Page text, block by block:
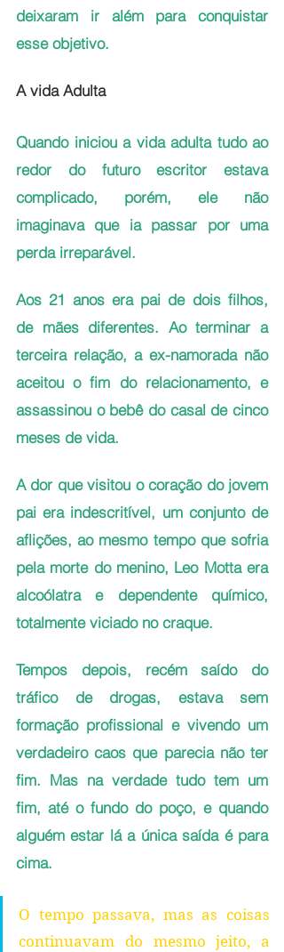
deixaram ir além para conquistar
esse objetivo.
A vida Adulta
Quando iniciou a vida adulta tudo ao
redor do futuro escritor estava
complicado, porém, ele não
imaginava que ia passar por uma
perda irreparável.
Aos 21 anos era pai de dois filhos,
de mães diferentes. Ao terminar a
terceira relação, a ex-namorada não
aceitou o fim do relacionamento, e
assassinou o bebê do casal de cinco
meses de vida.
A dor que visitou o coração do jovem
pai era indescritível, um conjunto de
aflições, ao mesmo tempo que sofria
pela morte do menino, Leo Motta era
alcoólatra e dependente químico,
totalmente viciado no craque.
Tempos depois, recém saído do
tráfico de drogas, estava sem
formação profissional e vivendo um
verdadeiro caos que parecia não ter
fim. Mas na verdade tudo tem um
fim, até o fundo do poço, e quando
alguém estar lá a única saída é para
cima.
O tempo passava, mas as coisas
continuavam do mesmo jeito, a